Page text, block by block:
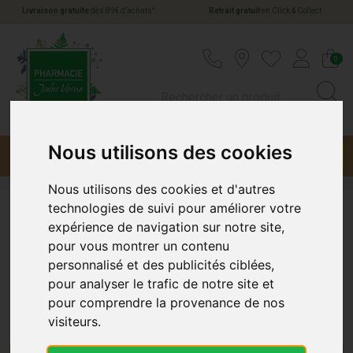
Nous utilisons des cookies
Nous utilisons des cookies et d'autres
technologies de suivi pour améliorer votre
expérience de navigation sur notre site,
pour vous montrer un contenu
personnalisé et des publicités ciblées,
pour analyser le trafic de notre site et
pour comprendre la provenance de nos
visiteurs.
Livraison gratuite dès 89€ d’achats * Retrait gratuiten Click & Collect
0
Menu Promotions
Santé
Santé pour Tout le Corps chez
Pharmacie-Jules-Verne.fr
Découvrez Notre Sélection de